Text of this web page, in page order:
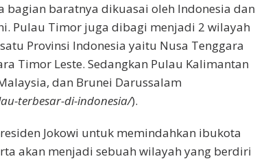
baratnya dikuasai oleh Indonesia dan
Pulau Timor juga dibagi menjadi 2 wilayah
Provinsi Indonesia yaitu Nusa Tenggara
Timor Leste. Sedangkan Pulau Kalimantan
dan Brunei Darussalam
terbesar-di-indonesia/).
Jokowi untuk memindahkan ibukota
akan menjadi sebuah wilayah yang berdiri